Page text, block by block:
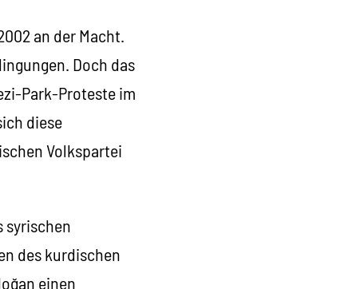
an der Macht.
Doch das
Park-Proteste im
diese
Volkspartei
syrischen
des kurdischen
einen